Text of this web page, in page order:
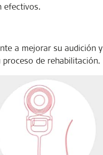
efectivos.
a mejorar su audición y
de rehabilitación.